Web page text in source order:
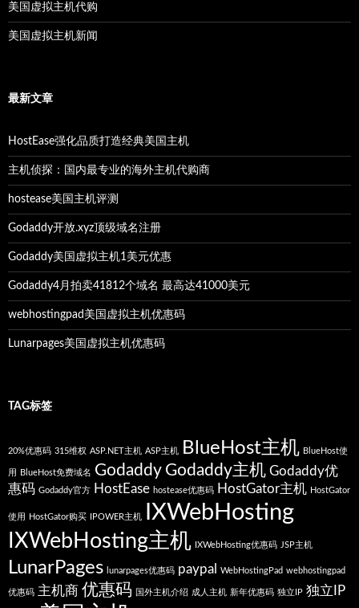
美国虚拟主机代购
美国虚拟主机新闻
最新文章
HostEase强化品质打造经典美国主机
主机侦探：国内最专业的海外主机代购商
hostease美国主机评测
Godaddy开放.xyz顶级域名注册
Godaddy美国虚拟主机1美元优惠
Godaddy4月拍卖41812个域名 最高达41000美元
webhostingpad美国虚拟主机优惠码
Lunarpages美国虚拟主机优惠码
TAG标签
20%优惠码 315维权 ASP.NET主机 ASP主机 BlueHost主机 BlueHost使
用 BlueHost免费域名 Godaddy Godaddy主机 Godaddy优
惠码 Godaddy官方 HostEase hostease优惠码 HostGator主机 HostGator
使用 HostGator购买 IPOWER主机 IXWebHosting
IXWebHosting主机 IXWebHosting优惠码 JSP主机
LunarPages lunarpages优惠码 paypal WebHostingPad webhostingpad
优惠码 主机商 优惠码 国外主机介绍 成人主机 新年优惠码 独立IP 独立IP